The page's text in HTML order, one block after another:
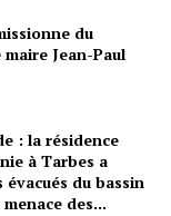
du
Jean-Paul
: la résidence
à Tarbes a
du bassin
des...